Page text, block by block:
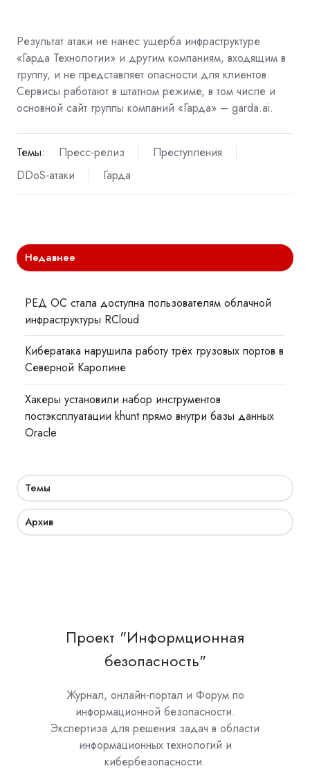
Результат атаки не нанес ущерба инфраструктуре
«Гарда Технологии» и другим компаниям, входящим в
группу, и не представляет опасности для клиентов.
Сервисы работают в штатном режиме, в том числе и
основной сайт группы компаний «Гарда» – garda.ai.
Темы: Пресс-релиз
Преступления
DDoS-атаки
Гарда
Недавнее
РЕД ОС стала доступна пользователям облачной
инфраструктуры RCloud
Кибератака нарушила работу трёх грузовых портов в
Северной Каролине
Хакеры установили набор инструментов
постэксплуатации khunt прямо внутри базы данных
Oracle
Темы
Архив
Проект "Информционная
безопасность"
Журнал, онлайн-портал и Форум по
информационной безопасности.
Экспертиза для решения задач в области
информационных технологий и
кибербезопасности.